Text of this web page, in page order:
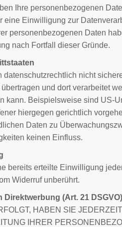
Ihre personenbezogenen
Einwilligung zur
personenbezogenen Daten
nach Fortfall dieser Gründe.
nicht
und dort verarbeitet
kann. Beispielsweise sind US-
hiergegen gerichtlich
Daten zu
keinen Einfluss.
bereits erteilte Einwilligung
Widerruf unberührt.
(Art. 21 DSGVO)
HABEN SIE
IHRER